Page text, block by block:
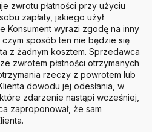
zwrotu płatności przy użyciu
zapłaty, jakiego użył
Konsument wyrazi zgodę na inny
sposób ten nie będzie się
z żadnym kosztem. Sprzedawca
zwrotem płatności otrzymanych
rzeczy z powrotem lub
dowodu jej odesłania, w
zdarzenie nastąpi wcześniej,
zaproponował, że sam